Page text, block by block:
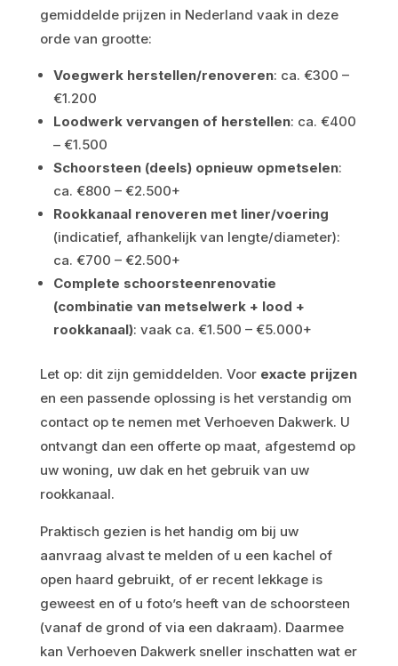
gemiddelde prijzen in Nederland vaak in deze
orde van grootte:
Voegwerk herstellen/renoveren: ca. €300 –
€1.200
Loodwerk vervangen of herstellen: ca. €400
– €1.500
Schoorsteen (deels) opnieuw opmetselen:
ca. €800 – €2.500+
Rookkanaal renoveren met liner/voering
(indicatief, afhankelijk van lengte/diameter):
ca. €700 – €2.500+
Complete schoorsteenrenovatie
(combinatie van metselwerk + lood +
rookkanaal): vaak ca. €1.500 – €5.000+
Let op: dit zijn gemiddelden. Voor exacte prijzen
en een passende oplossing is het verstandig om
contact op te nemen met Verhoeven Dakwerk. U
ontvangt dan een offerte op maat, afgestemd op
uw woning, uw dak en het gebruik van uw
rookkanaal.
Praktisch gezien is het handig om bij uw
aanvraag alvast te melden of u een kachel of
open haard gebruikt, of er recent lekkage is
geweest en of u foto’s heeft van de schoorsteen
(vanaf de grond of via een dakraam). Daarmee
kan Verhoeven Dakwerk sneller inschatten wat er